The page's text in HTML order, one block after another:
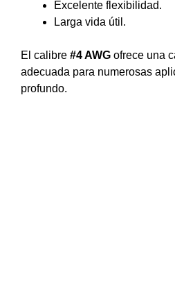
Excelente flexibilidad.
Larga vida útil.
El calibre #4 AWG ofrece una
adecuada para numerosas
profundo.